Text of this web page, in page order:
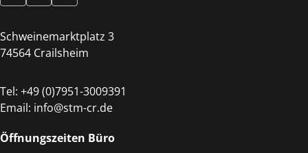
Schweinemarktplatz 3
74564 Crailsheim
Tel: +49 (0)7951-3009391
Email: info@stm-cr.de
Öffnungszeiten Büro